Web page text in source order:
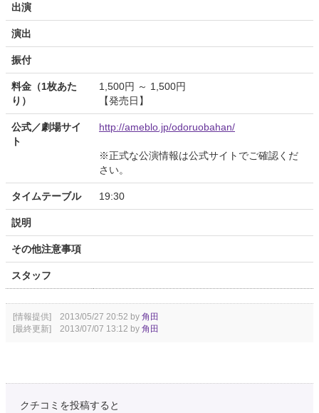
出演
演出
振付
料金（1枚あた
り）
1,500円 ～ 1,500円
【発売日】
公式／劇場サイ
ト
http://ameblo.jp/odoruobahan/
※正式な公演情報は公式サイトでご確認くだ
さい。
タイムテーブル 19:30
説明
その他注意事項
スタッフ
[情報提供] 2013/05/27 20:52 by 角田
[最終更新] 2013/07/07 13:12 by 角田
クチコミを投稿すると